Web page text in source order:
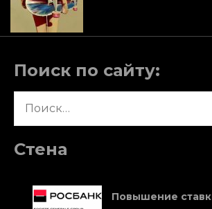
Поиск по сайту:
Стена
Повышение